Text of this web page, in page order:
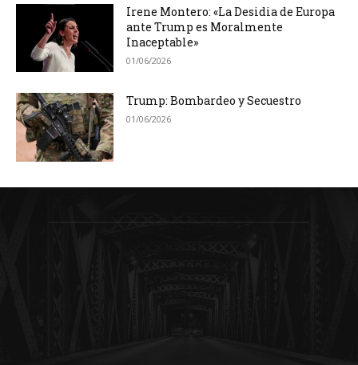
Irene Montero: «La Desidia de Europa
ante Trump es Moralmente
Inaceptable»
01/06/2026
Trump: Bombardeo y Secuestro
01/06/2026